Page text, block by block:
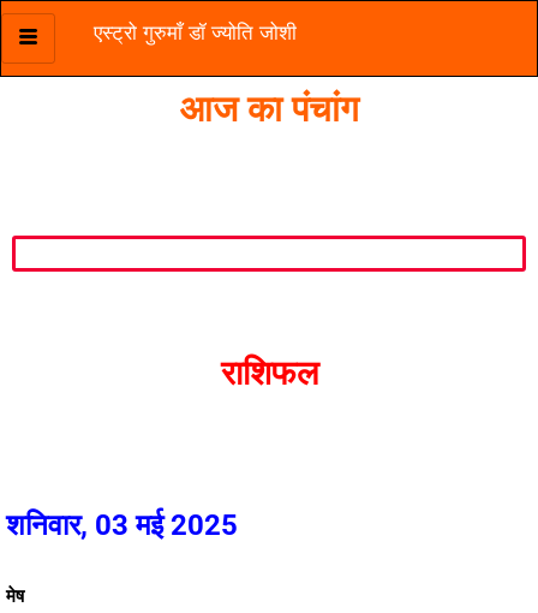
Skip
एस्ट्रो गुरुमाँ डॉ ज्योति जोशी
आज का पंचांग
राशिफल
शनिवार, 03 मई 2025
मेष